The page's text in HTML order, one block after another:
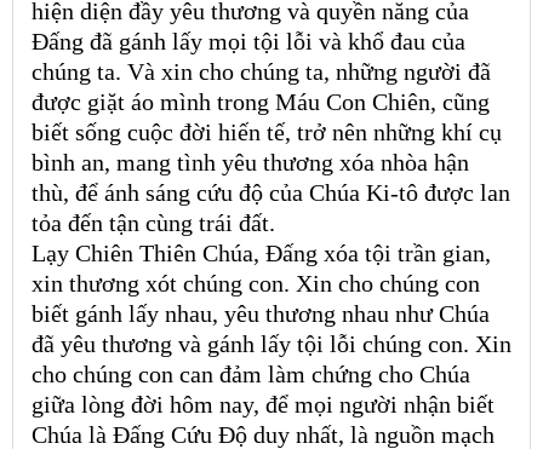
hiện diện đầy yêu thương và quyền năng của
Đấng đã gánh lấy mọi tội lỗi và khổ đau của
chúng ta. Và xin cho chúng ta, những người đã
được giặt áo mình trong Máu Con Chiên, cũng
biết sống cuộc đời hiến tế, trở nên những khí cụ
bình an, mang tình yêu thương xóa nhòa hận
thù, để ánh sáng cứu độ của Chúa Ki-tô được lan
tỏa đến tận cùng trái đất.
Lạy Chiên Thiên Chúa, Đấng xóa tội trần gian,
xin thương xót chúng con. Xin cho chúng con
biết gánh lấy nhau, yêu thương nhau như Chúa
đã yêu thương và gánh lấy tội lỗi chúng con. Xin
cho chúng con can đảm làm chứng cho Chúa
giữa lòng đời hôm nay, để mọi người nhận biết
Chúa là Đấng Cứu Độ duy nhất, là nguồn mạch